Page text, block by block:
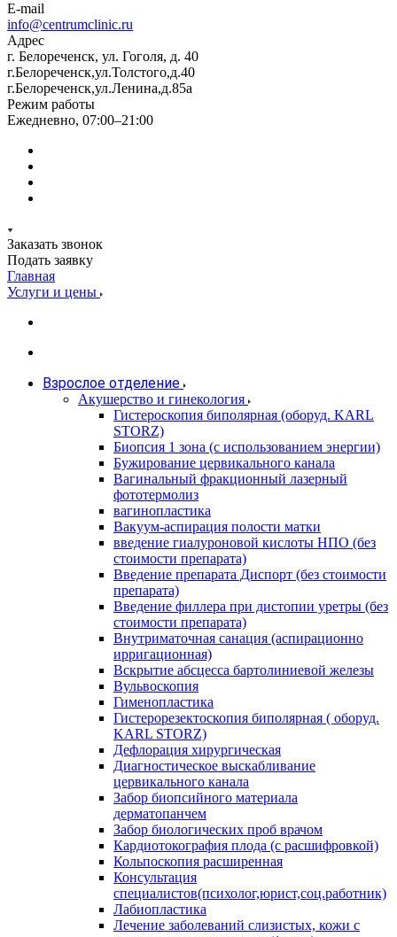
E-mail
info@centrumclinic.ru
Адрес
г. Белореченск, ул. Гоголя, д. 40
г.Белореченск,ул.Толстого,д.40
г.Белореченск,ул.Ленина,д.85а
Режим работы
Ежедневно, 07:00–21:00
Заказать звонок
Подать заявку
Главная
Услуги и цены
Взрослое отделение
Акушерство и гинекология
Гистероскопия биполярная (оборуд. KARL
STORZ)
Биопсия 1 зона (с использованием энергии)
Бужирование цервикального канала
Вагинальный фракционный лазерный
фототермолиз
вагинопластика
Вакуум-аспирация полости матки
введение гиалуроновой кислоты НПО (без
стоимости препарата)
Введение препарата Диспорт (без стоимости
препарата)
Введение филлера при дистопии уретры (без
стоимости препарата)
Внутриматочная санация (аспирационно
ирригационная)
Вскрытие абсцесса бартолиниевой железы
Вульвоскопия
Гименопластика
Гистерорезектоскопия биполярная ( оборуд.
KARL STORZ)
Дефлорация хирургическая
Диагностическое выскабливание
цервикального канала
Забор биопсийного материала
дерматопанчем
Забор биологических проб врачом
Кардиотокография плода (с расшифровкой)
Кольпоскопия расширенная
Консультация
специалистов(психолог,юрист,соц.работник)
Лабиопластика
Лечение заболеваний слизистых, кожи с